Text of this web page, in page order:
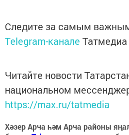
Следите за самым
Telegram-канале Татмедиа
Читайте новости
национальном
https://max.ru/tatmedia
Хәзер Арча һәм Арча районы